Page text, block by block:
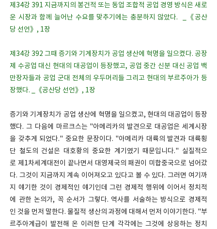
제34강 391 지금까지의 봉건적 또는 동업 조합적 공업 경영 방식은 새로
운 시장과 함께 늘어난 수요를 맞추기에는 충분하지 않았다. _《공산
당 선언》, 1장
제34강 392 그때 증기와 기계장치가 공업 생산에 혁명을 일으켰다. 공장
제 수공업 대신 현대의 대공업이 등장했고, 공업 중간 신분 대신 공업 백
만장자들과 공업 군대 전체의 우두머리들 그리고 현대의 부르주아가 등
장했다. _《공산당 선언》, 1장
증기와 기계장치가 공업 생산에 혁명을 일으켰고, 현대의 대공업이 등장
했다. 그 다음에 마르크스는 "아메리카의 발견으로 대공업은 세계시장
을 갖추게 되었다." 중요한 문장이다. "아메리카 대륙의 발견과 대륙횡
단 철도의 건설은 대호황의 중요한 계기였기 때문입니다." 실질적으
로 제1차세계대전이 끝나면서 대영제국의 패권이 미합중국으로 넘어갔
다. 그것이 지금까지 계속 이어져오고 있다고 볼 수 있다. 그러면 여기까
지 얘기한 것이 경제적인 얘기인데 그런 경제적 행위에 이어서 정치적
에 관한 논의가, 꼭 순서가 그렇다. 역사를 서술하는 방식으로 경제적
인 것을 먼저 말한다. 물질적 생산의 과정에 대해서 먼저 이야기한다. "부
르주아계급이 발전해 온 이러한 단계 각각에는 그것에 상응하는 정치